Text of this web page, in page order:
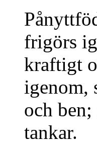
frigörs
kraftigt
igenom,
och
tankar.